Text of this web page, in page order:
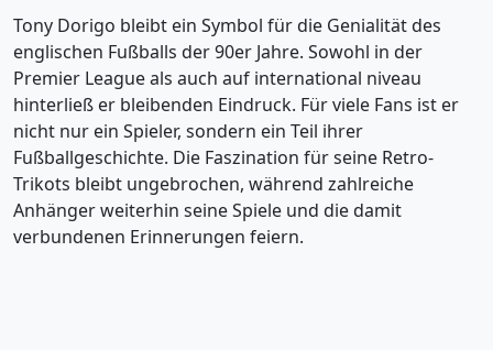
Tony Dorigo bleibt ein Symbol für die Genialität des
englischen Fußballs der 90er Jahre. Sowohl in der
Premier League als auch auf international niveau
hinterließ er bleibenden Eindruck. Für viele Fans ist er
nicht nur ein Spieler, sondern ein Teil ihrer
Fußballgeschichte. Die Faszination für seine Retro-
Trikots bleibt ungebrochen, während zahlreiche
Anhänger weiterhin seine Spiele und die damit
verbundenen Erinnerungen feiern.